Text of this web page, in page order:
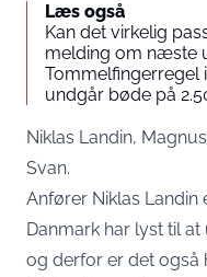
Læs også
Kan det virkelig
melding om næste
Tommelfingerregel
undgår bøde på
Niklas Landin,
Svan.
Anfører Niklas Landin
Danmark har lyst til
og derfor er det også